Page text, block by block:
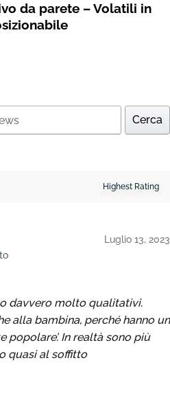
da parete – Volatili in
Cerca
Luglio 13, 2023
davvero molto qualitativi.
alla bambina, perché hanno un
popolare’. In realtà sono più
quasi al soffitto